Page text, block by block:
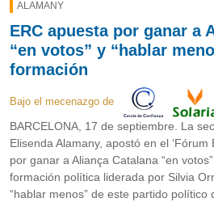
ALAMANY
ERC apuesta por ganar a
“en votos” y “hablar
formación
Bajo el mecenazgo de
BARCELONA, 17 de septiembre. La
Elisenda Alamany, apostó en el ‘Fórum
por ganar a Aliança Catalana “en
formación política liderada por Silvia
“hablar menos” de este partido político